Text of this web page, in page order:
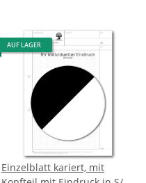
AUF LAGER
Einzelblatt kariert, mit